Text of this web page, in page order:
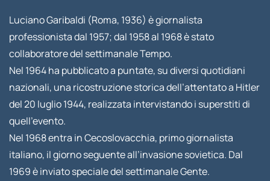
Luciano Garibaldi (Roma, 1936) è giornalista
professionista dal 1957; dal 1958 al 1968 è stato
collaboratore del settimanale Tempo.
Nel 1964 ha pubblicato a puntate, su diversi quotidiani
nazionali, una ricostruzione storica dell’attentato a Hitler
del 20 luglio 1944, realizzata intervistando i superstiti di
quell’evento.
Nel 1968 entra in Cecoslovacchia, primo giornalista
italiano, il giorno seguente all’invasione sovietica. Dal
1969 è inviato speciale del settimanale Gente.